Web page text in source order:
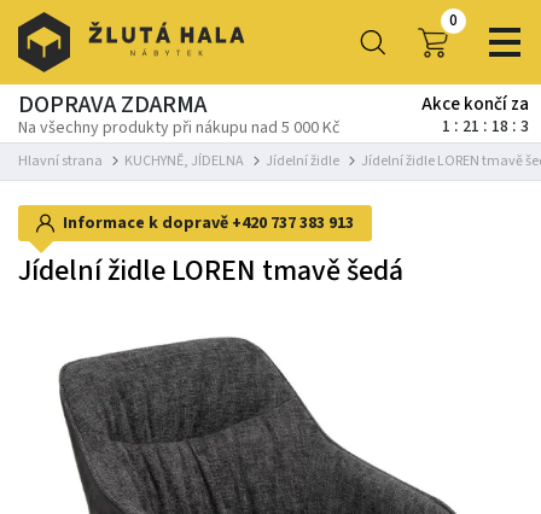
0
DOPRAVA ZDARMA
Na všechny produkty při nákupu nad 5 000 Kč
Akce končí za
1 21 18 2
Hlavní strana KUCHYNĚ, JÍDELNA Jídelní židle Jídelní židle LOREN tmavě
Informace k dopravě +420 737 383 913
Jídelní židle LOREN tmavě šedá